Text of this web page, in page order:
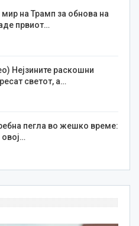
на Трамп за обнова на
првиот…
Нејзините раскошни
светот, а…
пегла во жешко време:
овој…